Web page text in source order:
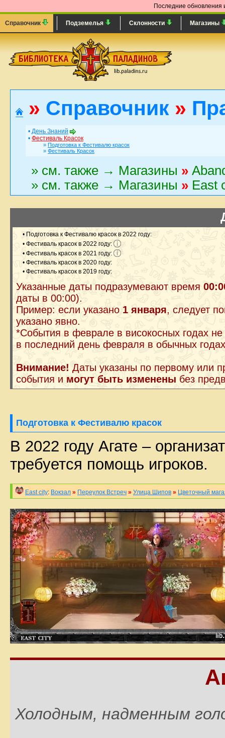
Последние обновления
Справочник Подземелья Склонности Магазины
» Справочник »
• День Знаний
• Фестиваль Красок
» Подготовка к Фестивалю красок
» Фестиваль Красок
» см. также → Магазины »
» см. также → Магазины » East
• Подготовка к Фестивалю красок в 2022 году:
• Фестиваль красок в 2022 году:
• Фестиваль красок в 2021 году:
• Фестиваль красок в 2020 году:
• Фестиваль красок в 2019 году:
Указанные даты подразумевают время
даты в 00:00).
Пример: если указано 1 января, следует
указано явно.
*События в феврале в високосных годах
в последний день февраля в обычных
Внимание! Даты указаны по первому или
события и могут быть изменены без
Подготовка к Фестивалю красок
В 2022 году Агате –
требуется помощь игроков.
East city: Вокзал » Переулок Встреч » Улица Шипов » Цветочный
Холодным, надменным